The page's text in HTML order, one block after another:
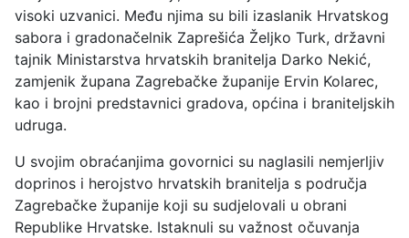
visoki uzvanici. Među njima su bili izaslanik Hrvatskog
sabora i gradonačelnik Zaprešića Željko Turk, državni
tajnik Ministarstva hrvatskih branitelja Darko Nekić,
zamjenik župana Zagrebačke županije Ervin Kolarec,
kao i brojni predstavnici gradova, općina i braniteljskih
udruga.
U svojim obraćanjima govornici su naglasili nemjerljiv
doprinos i herojstvo hrvatskih branitelja s područja
Zagrebačke županije koji su sudjelovali u obrani
Republike Hrvatske. Istaknuli su važnost očuvanja